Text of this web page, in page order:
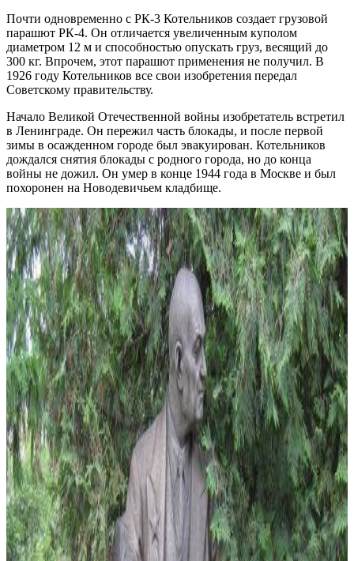
Почти одновременно с РК-3 Котельников создает грузовой
парашют РК-4. Он отличается увеличенным куполом
диаметром 12 м и способностью опускать груз, весящий до
300 кг. Впрочем, этот парашют применения не получил. В
1926 году Котельников все свои изобретения передал
Советскому правительству.
Начало Великой Отечественной войны изобретатель встретил
в Ленинграде. Он пережил часть блокады, и после первой
зимы в осажденном городе был эвакуирован. Котельников
дождался снятия блокады с родного города, но до конца
войны не дожил. Он умер в конце 1944 года в Москве и был
похоронен на Новодевичьем кладбище.